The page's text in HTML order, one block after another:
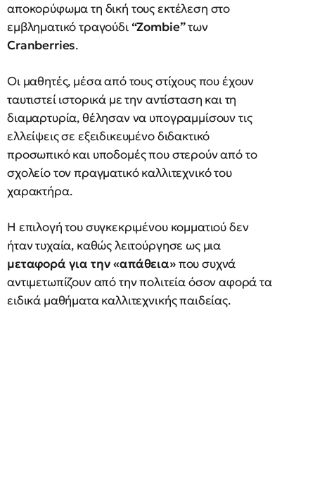
αποκορύφωμα τη δική τους εκτέλεση στο
εμβληματικό τραγούδι“Zombie”των
Cranberries.
Οι μαθητές, μέσα από τους στίχους που έχουν
ταυτιστεί ιστορικά με την αντίσταση και τη
διαμαρτυρία, θέλησαν να υπογραμμίσουν τις
ελλείψεις σε εξειδικευμένο διδακτικό
προσωπικό και υποδομές που στερούν από το
σχολείο τον πραγματικό καλλιτεχνικό του
χαρακτήρα.
Η επιλογή του συγκεκριμένου κομματιού δεν
ήταν τυχαία, καθώς λειτούργησε ως μια
μεταφορά για την «απάθεια»που συχνά
αντιμετωπίζουν από την πολιτεία όσον αφορά τα
ειδικά μαθήματα καλλιτεχνικής παιδείας.